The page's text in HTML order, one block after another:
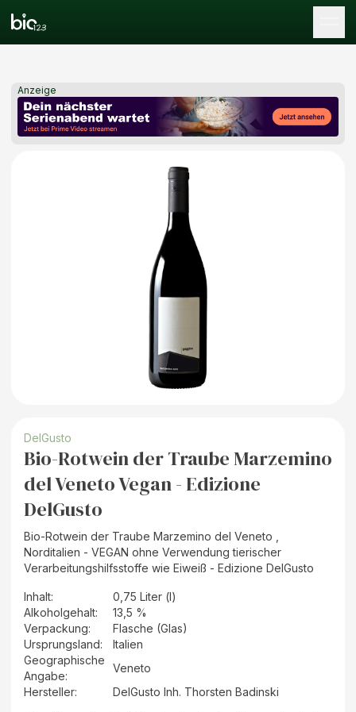
Anzeige
DelGusto
Bio-Rotwein der Traube Marzemino
del Veneto Vegan - Edizione
DelGusto
Bio-Rotwein der Traube Marzemino del Veneto ,
Norditalien - VEGAN ohne Verwendung tierischer
Verarbeitungshilfsstoffe wie Eiweiß - Edizione DelGusto
Inhalt:
0,75 Liter (l)
Alkoholgehalt:
13,5 %
Verpackung:
Flasche (Glas)
Ursprungsland:
Italien
Geographische
Angabe:
Veneto
Hersteller: DelGusto Inh. Thorsten Badinski